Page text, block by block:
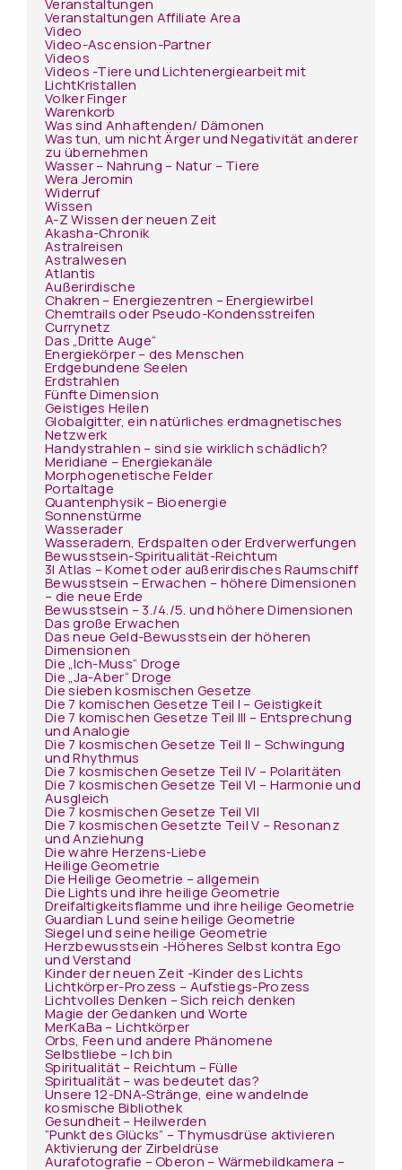
Veranstaltungen
Veranstaltungen Affiliate Area
Video
Video-Ascension-Partner
Videos
Videos -Tiere und Lichtenergiearbeit mit
LichtKristallen
Volker Finger
Warenkorb
Was sind Anhaftenden/ Dämonen
Was tun, um nicht Ärger und Negativität anderer
zu übernehmen
Wasser – Nahrung – Natur – Tiere
Wera Jeromin
Widerruf
Wissen
A-Z Wissen der neuen Zeit
Akasha-Chronik
Astralreisen
Astralwesen
Atlantis
Außerirdische
Chakren – Energiezentren – Energiewirbel
Chemtrails oder Pseudo-Kondensstreifen
Currynetz
Das „Dritte Auge“
Energiekörper – des Menschen
Erdgebundene Seelen
Erdstrahlen
Fünfte Dimension
Geistiges Heilen
Globalgitter, ein natürliches erdmagnetisches
Netzwerk
Handystrahlen – sind sie wirklich schädlich?
Meridiane – Energiekanäle
Morphogenetische Felder
Portaltage
Quantenphysik – Bioenergie
Sonnenstürme
Wasserader
Wasseradern, Erdspalten oder Erdverwerfungen
Bewusstsein-Spiritualität-Reichtum
3I Atlas – Komet oder außerirdisches Raumschiff
Bewusstsein – Erwachen – höhere Dimensionen
– die neue Erde
Bewusstsein – 3./4./5. und höhere Dimensionen
Das große Erwachen
Das neue Geld-Bewusstsein der höheren
Dimensionen
Die „Ich-Muss“ Droge
Die „Ja-Aber“ Droge
Die sieben kosmischen Gesetze
Die 7 komischen Gesetze Teil I – Geistigkeit
Die 7 komischen Gesetze Teil III – Entsprechung
und Analogie
Die 7 kosmischen Gesetze Teil II – Schwingung
und Rhythmus
Die 7 kosmischen Gesetze Teil IV – Polaritäten
Die 7 kosmischen Gesetze Teil VI – Harmonie und
Ausgleich
Die 7 kosmischen Gesetze Teil VII
Die 7 kosmischen Gesetzte Teil V – Resonanz
und Anziehung
Die wahre Herzens-Liebe
Heilige Geometrie
Die Heilige Geometrie – allgemein
Die Lights und ihre heilige Geometrie
Dreifaltigkeitsflamme und ihre heilige Geometrie
Guardian L und seine heilige Geometrie
Siegel und seine heilige Geometrie
Herzbewusstsein -Höheres Selbst kontra Ego
und Verstand
Kinder der neuen Zeit -Kinder des Lichts
Lichtkörper-Prozess – Aufstiegs-Prozess
Lichtvolles Denken – Sich reich denken
Magie der Gedanken und Worte
MerKaBa – Lichtkörper
Orbs, Feen und andere Phänomene
Selbstliebe – Ich bin
Spiritualität – Reichtum – Fülle
Spiritualität – was bedeutet das?
Unsere 12-DNA-Stränge, eine wandelnde
kosmische Bibliothek
Gesundheit – Heilwerden
“Punkt des Glücks” – Thymusdrüse aktivieren
Aktivierung der Zirbeldrüse
Aurafotografie – Oberon – Wärmebildkamera –